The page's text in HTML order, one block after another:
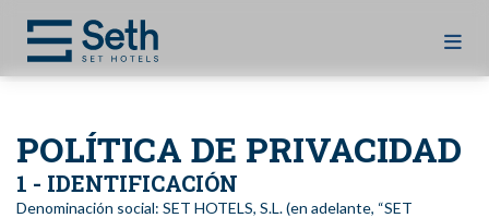
POLÍTICA DE PRIVACIDAD
1 - IDENTIFICACIÓN
Denominación social: SET HOTELS, S.L. (en adelante, “SET